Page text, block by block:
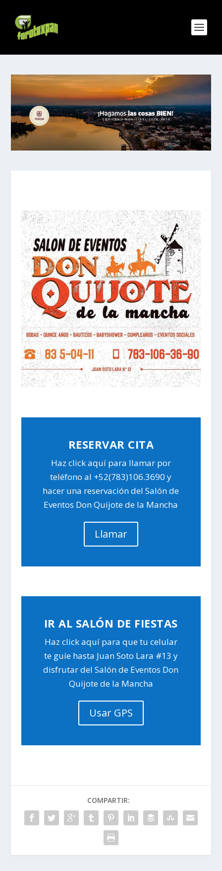
RESERVAR CITA
Haz click aquí para llamar por
teléfono al +52(783)106.3690 y
hacer una reservación del Salón de
Eventos Don Quijote de la Mancha
Llamar
IR AL SALÓN DE FIESTAS
Haz click aquí para que tu celular
te guíe hasta Juan Soto Lara #13 y
disfrutar del Salón de Eventos Don
Quijote de la Mancha
Usar GPS
COMPARTIR: